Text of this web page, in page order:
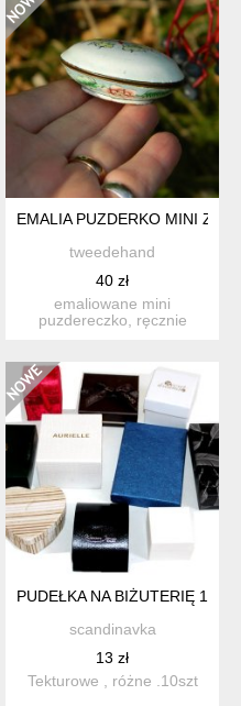
Z CZASÓW PRL
EMALIA PUZDERKO MINI Z
tweedehand
40 zł
emaliowane mini
puzdereczko, ręcznie
PUDEŁKA NA BIŻUTERIĘ
scandinavka
13 zł
Tekturowe , różne .10szt